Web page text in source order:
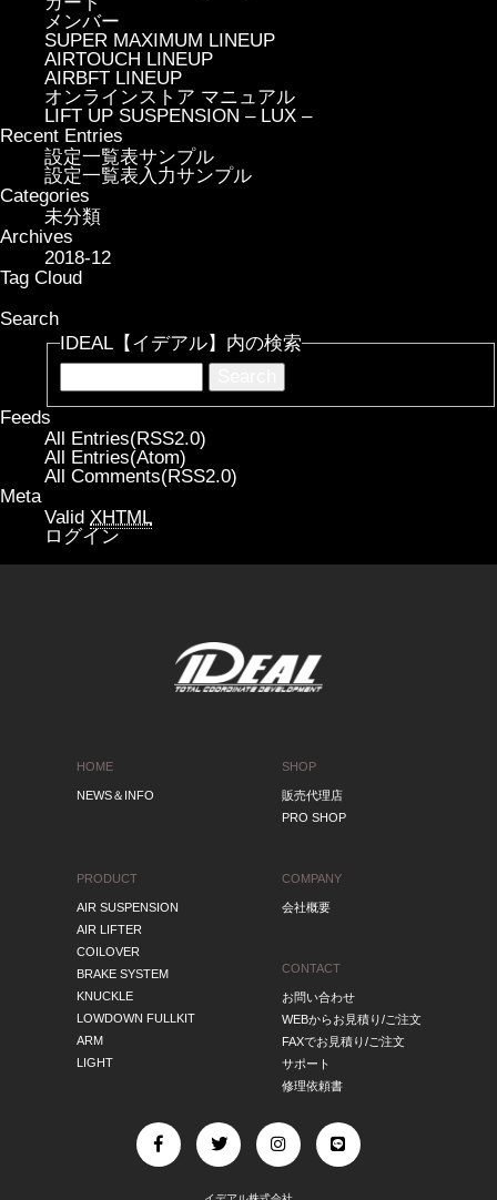
メンバー
SUPER MAXIMUM LINEUP
AIRTOUCH LINEUP
AIRBFT LINEUP
オンラインストア マニュアル
LIFT UP SUSPENSION – LUX –
Recent Entries
設定一覧表サンプル
設定一覧表入力サンプル
Categories
未分類
Archives
2018-12
Tag Cloud
Search
IDEAL【イデアル】内の検索
Feeds
All Entries(RSS2.0)
All Entries(Atom)
All Comments(RSS2.0)
Meta
Valid XHTML
ログイン
HOME
NEWS＆INFO
PRODUCT
AIR SUSPENSION
AIR LIFTER
COILOVER
BRAKE SYSTEM
KNUCKLE
LOWDOWN FULLKIT
ARM
LIGHT
SHOP
販売代理店
PRO SHOP
COMPANY
会社概要
CONTACT
お問い合わせ
WEBからお見積り/ご注文
FAXでお見積り/ご注文
サポート
修理依頼書